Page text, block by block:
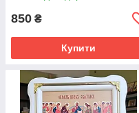
850 ₴
Купити